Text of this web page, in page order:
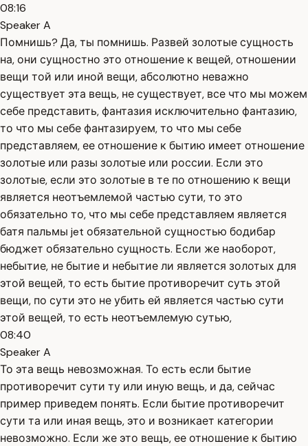
08:16
Speaker A
Помнишь? Да, ты помнишь. Развей золотые сущность
на, они сущностно это отношение к вещей, отношении
вещи той или иной вещи, абсолютно неважно
существует эта вещь, не существует, все что мы можем
себе представить, фантазия исключительно фантазию,
то что мы себе фантазируем, то что мы себе
представляем, ее отношение к бытию имеет отношение
золотые или разы золотые или россии. Если это
золотые, если это золотые в те по отношению к вещи
является неотъемлемой частью сути, то это
обязательно то, что мы себе представляем является
батя пальмы jet обязательной сущностью бодибар
бюджет обязательно сущность. Если же наоборот,
небытие, не бытие и небытие ли является золотых для
этой вещей, то есть бытие противоречит суть этой
вещи, по сути это не убить ей является частью сути
этой вещей, то есть неотъемлемую сутью,
08:40
Speaker A
То эта вещь невозможная. То есть если бытие
противоречит сути ту или иную вещь, и да, сейчас
пример приведем понять. Если бытие противоречит
сути та или иная вещь, это и возникает категории
невозможно. Если же это вещь, ее отношение к бытию